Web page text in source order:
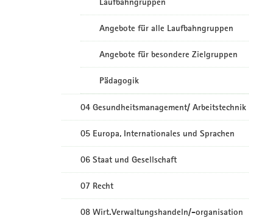
Angebote für alle Laufbahngruppen
Angebote für besondere Zielgruppen
Pädagogik
04 Gesundheitsmanagement/ Arbeitstechnik
05 Europa, Internationales und Sprachen
06 Staat und Gesellschaft
07 Recht
08 Wirt.Verwaltungshandeln/-organisation